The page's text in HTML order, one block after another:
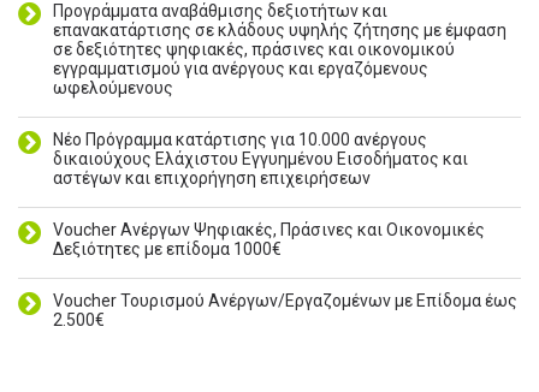
Προγράμματα αναβάθμισης δεξιοτήτων και
επανακατάρτισης σε κλάδους υψηλής ζήτησης με έμφαση
σε δεξιότητες ψηφιακές, πράσινες και οικονομικού
εγγραμματισμού για ανέργους και εργαζόμενους
ωφελούμενους
Νέο Πρόγραμμα κατάρτισης για 10.000 ανέργους
δικαιούχους Ελάχιστου Εγγυημένου Εισοδήματος και
αστέγων και επιχορήγηση επιχειρήσεων
Voucher Ανέργων Ψηφιακές, Πράσινες και Οικονομικές
Δεξιότητες με επίδομα 1000€
Voucher Τουρισμού Ανέργων/Εργαζομένων με Επίδομα έως
2.500€